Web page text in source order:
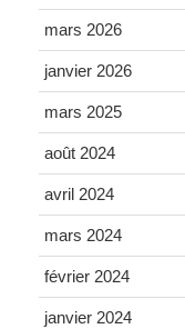
mars 2026
janvier 2026
mars 2025
août 2024
avril 2024
mars 2024
février 2024
janvier 2024